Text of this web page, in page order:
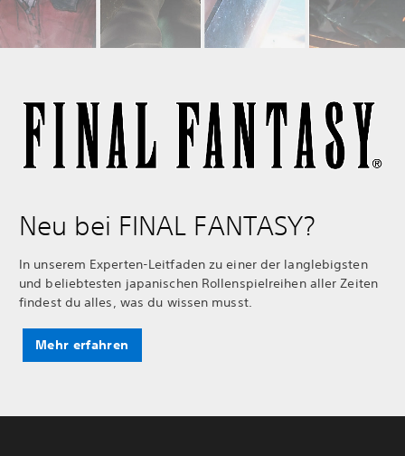
Neu bei FINAL FANTASY?
In unserem Experten-Leitfaden zu einer der langlebigsten
und beliebtesten japanischen Rollenspielreihen aller Zeiten
findest du alles, was du wissen musst.
Mehr erfahren